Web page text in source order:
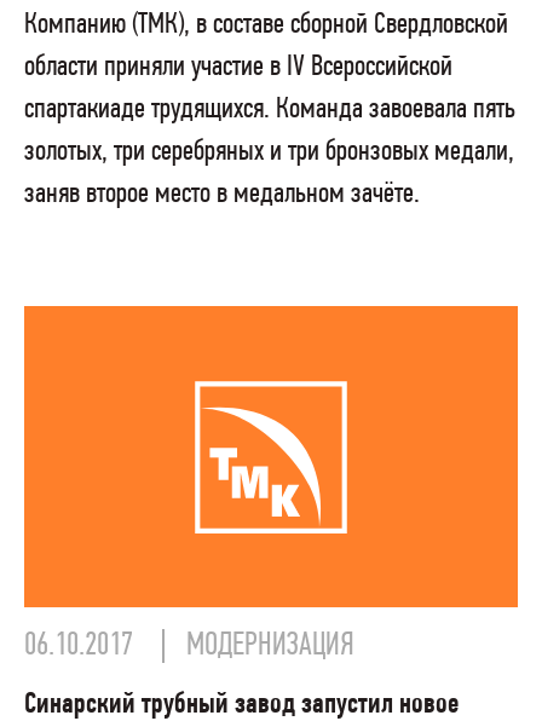
Компанию (ТМК), в составе сборной Свердловской
области приняли участие в IV Всероссийской
спартакиаде трудящихся. Команда завоевала пять
золотых, три серебряных и три бронзовых медали,
заняв второе место в медальном зачёте.
06.10.2017 МОДЕРНИЗАЦИЯ
Синарский трубный завод запустил новое